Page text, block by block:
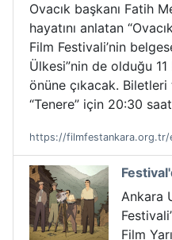
Ovacık başkanı Fatih
hayatını anlatan
Film Festivali’nin
Ülkesi”nin de olduğu
önüne çıkacak.
“Tenere” için 20:30
https://filmfestankara.org.tr/
Ankara
Film